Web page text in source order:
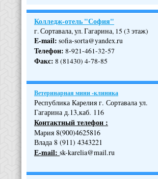
Колледж-отель "София"
г. Сортавала, ул. Гагарина, 15 (3 этаж)
E-mail: sofia-sorta@yandex.ru
Телефон: 8-921-461-32-57
Факс: 8 (81430) 4-78-85
Ветеринарная мини -клиника
Республика Карелия г. Сортавала ул.
Гагарина д.13,каб. 116
Контактный телефон :
Мария 8(900)4625816
Влада 8 (911) 4343221
Е-mail: sk-karelia@mail.ru